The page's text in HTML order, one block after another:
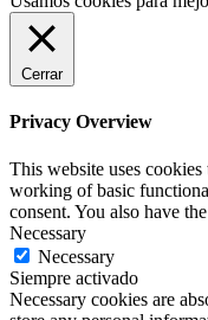
Cerrar
Privacy Overview
This website uses
working of basic
consent. You also have
Necessary
Necessary
Siempre activado
Necessary cookies are